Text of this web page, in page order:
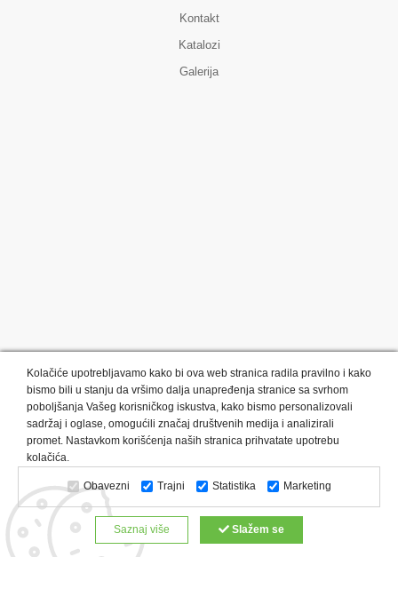
Kontakt
Katalozi
Galerija
Kategorije proizvoda: Olovke i markeri
Privesci i trakice
Upaljači
USB Tehnologija Tekstil
Kačketi i kape
Notesi i rokovnici
Kancelarija Satovi
Kišobrani
Torbe i putovanja
Kuhinjski setovi
Alati i oprema
Relaksacija, lepota i zdravlje
Kalendari
Custom proizvodi
Digitalna štampa
Kolačiće upotrebljavamo kako bi ova web stranica radila pravilno i kako
bismo bili u stanju da vršimo dalja unapređenja stranice sa svrhom
poboljšanja Vašeg korisničkog iskustva, kako bismo personalizovali
sadržaj i oglase, omogućili značaj društvenih medija i analizirali
promet. Nastavkom korišćenja naših stranica prihvatate upotrebu
kolačića.
Obavezni Trajni Statistika Marketing
Saznaj više Slažem se